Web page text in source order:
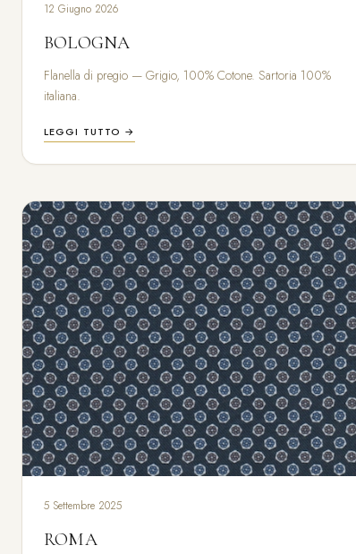
12 Giugno 2026
BOLOGNA
Flanella di pregio — Grigio, 100% Cotone. Sartoria 100%
italiana.
LEGGI TUTTO →
5 Settembre 2025
ROMA